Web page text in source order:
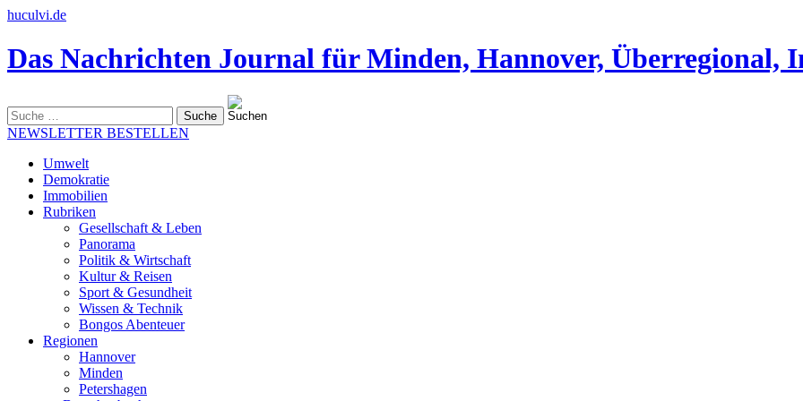
huculvi.de
Das Nachrichten Journal für Minden, Hannover, Überregional,
nach:
NEWSLETTER BESTELLEN
Umwelt
Demokratie
Immobilien
Rubriken
Gesellschaft & Leben
Panorama
Politik & Wirtschaft
Kultur & Reisen
Sport & Gesundheit
Wissen & Technik
Bongos Abenteuer
Regionen
Hannover
Minden
Petershagen